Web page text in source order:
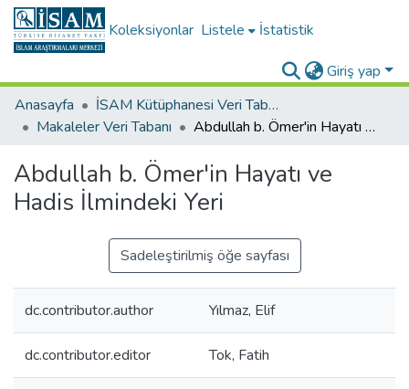
Koleksiyonlar Listele İstatistik
Giriş yap
Anasayfa
İSAM Kütüphanesi Veri Tabanları
Makaleler Veri Tabanı
Abdullah b. Ömer'in Hayatı ve Hadis İlmindeki Yeri
Abdullah b. Ömer'in Hayatı ve
Hadis İlmindeki Yeri
Sadeleştirilmiş öğe sayfası
dc.contributor.author Yılmaz, Elif
dc.contributor.editor Tok, Fatih